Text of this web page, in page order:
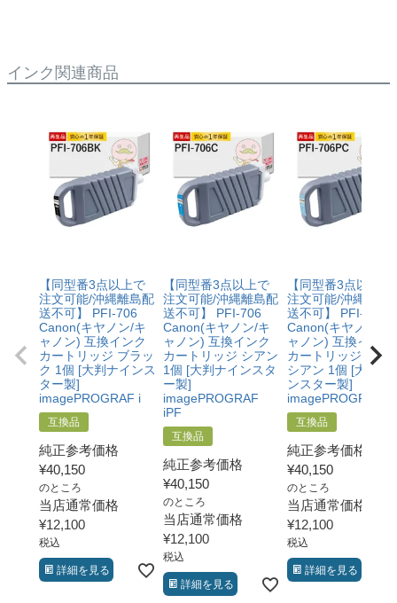
インク関連商品
【同型番3点以上で
注文可能/沖縄離島配
送不可】 PFI-706
Canon(キヤノン/キ
ャノン) 互換インク
カートリッジ ブラッ
ク 1個 [大判ナインス
ター製]
imagePROGRAF i
互換品
純正参考価格
¥40,150
のところ
当店通常価格
¥12,100
税込
詳細を見る
【同型番3点以上で
注文可能/沖縄離島配
送不可】 PFI-706
Canon(キヤノン/キ
ャノン) 互換インク
カートリッジ シアン
1個 [大判ナインスタ
ー製]
imagePROGRAF
iPF
互換品
純正参考価格
¥40,150
のところ
当店通常価格
¥12,100
税込
詳細を見る
【同型番3点以上で
注文可能/沖縄離島
送不可】 PFI-706
Canon(キヤノン/キ
ャノン) 互換インク
カートリッジ フォ
シアン 1個 [大判ナ
ンスター製]
imagePROGR
互換品
純正参考価格
¥40,150
のところ
当店通常価格
¥12,100
税込
詳細を見る